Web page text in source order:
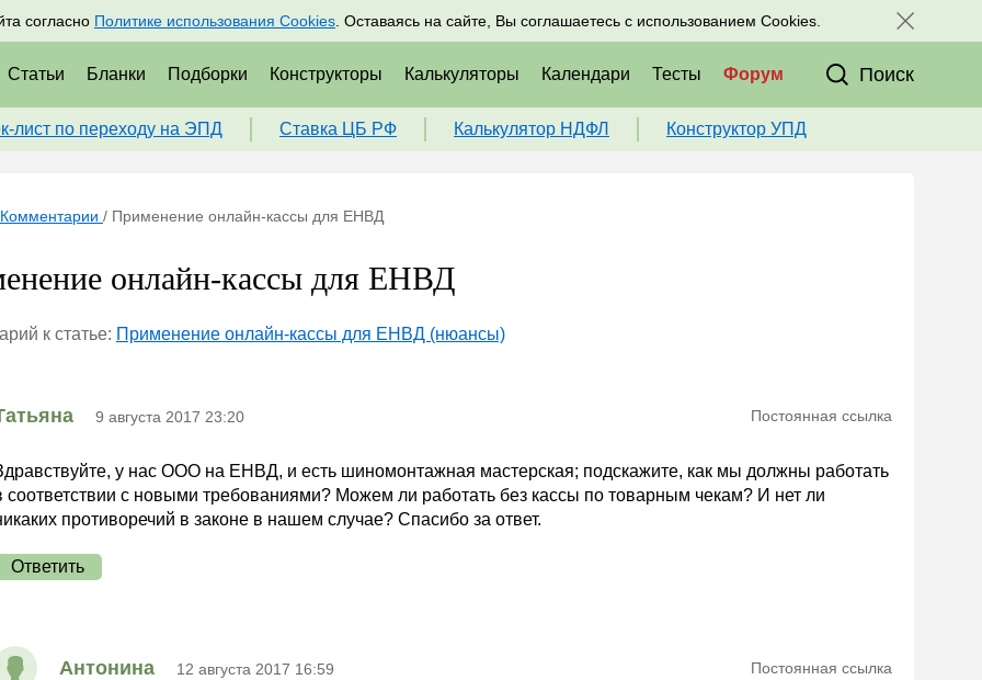
согласно Политике использования Cookies . Оставаясь на сайте, Вы соглашаетесь с использованием Cookies.
Подписаться Присоединяйтесь к нам в соц. сетях:
Статьи Бланки Подборки Конструкторы Калькуляторы Календари Тесты Форум Поиск
лист по переходу на ЭПД Ставка ЦБ РФ Калькулятор НДФЛ Конструктор УПД
Комментарии / Применение онлайн-кассы для ЕНВД
онлайн-кассы для ЕНВД
к статье: Применение онлайн-кассы для ЕНВД (нюансы)
9 августа 2017 23:20 Постоянная ссылка
у нас ООО на ЕНВД, и есть шиномонтажная мастерская; подскажите, как мы должны работать
соответствии с новыми требованиями? Можем ли работать без кассы по товарным чекам? И нет ли
противоречий в законе в нашем случае? Спасибо за ответ.
Ответить
Антонина 12 августа 2017 16:59 Постоянная ссылка